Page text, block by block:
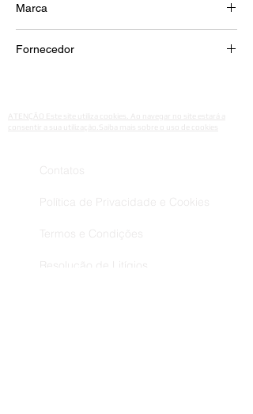
Marca
Fornecedor
35-082 Rzeszów, Polónia
ATENÇÃO Este site utiliza cookies. Ao navegar no site estará a
consentir a sua utilização.Saiba mais sobre o uso de cookies
Contatos
Política de Privacidade e Cookies
Termos e Condições
Resolução de Litígios